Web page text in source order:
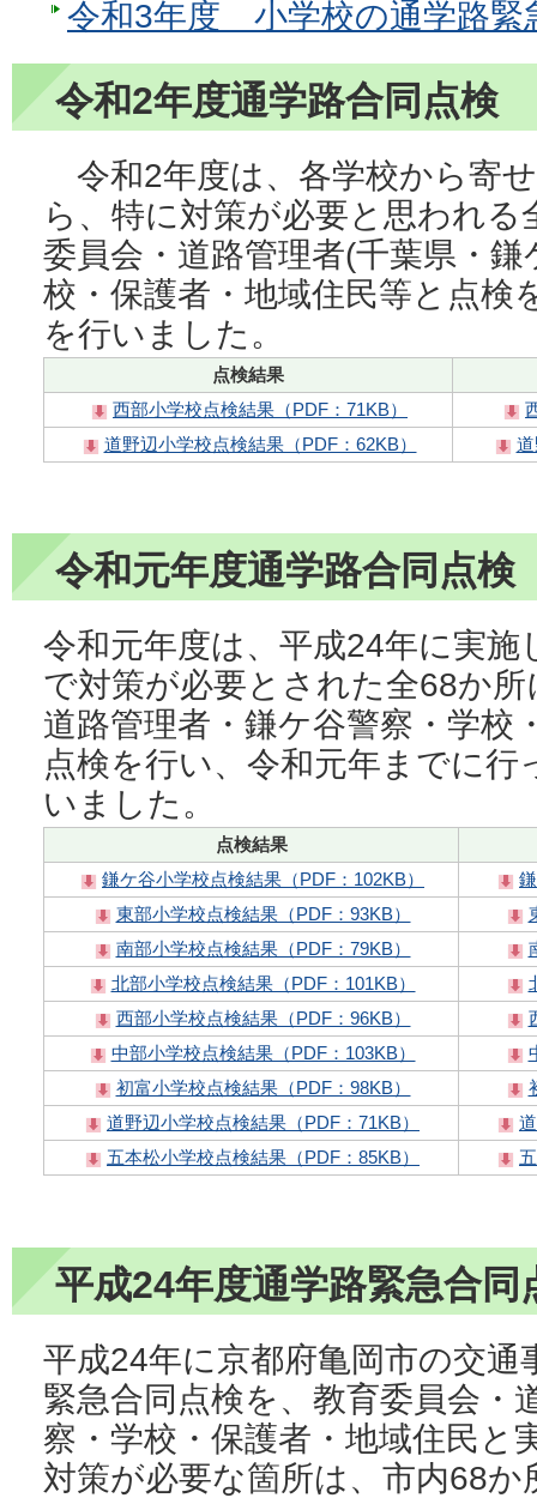
令和3年度 小学校の通学路緊
令和2年度通学路合同点検
令和2年度は、各学校から寄
ら、特に対策が必要と思われ
委員会・道路管理者(千葉県・
校・保護者・地域住民等と点検
を行いました。
点検結果
西部小学校点検結果（PDF：71KB）
道野辺小学校点検結果（PDF：62KB）
令和元年度通学路合同点検
令和元年度は、平成24年に実施
で対策が必要とされた全68か
道路管理者・鎌ケ谷警察・学校
点検を行い、令和元年までに行
いました。
点検結果
鎌ケ谷小学校点検結果（PDF：102KB）
東部小学校点検結果（PDF：93KB）
南部小学校点検結果（PDF：79KB）
北部小学校点検結果（PDF：101KB）
西部小学校点検結果（PDF：96KB）
中部小学校点検結果（PDF：103KB）
初富小学校点検結果（PDF：98KB）
道野辺小学校点検結果（PDF：71KB）
五本松小学校点検結果（PDF：85KB）
平成24年度通学路緊急合同
平成24年に京都府亀岡市の交通
緊急合同点検を、教育委員会・
察・学校・保護者・地域住民と
対策が必要な箇所は、市内68